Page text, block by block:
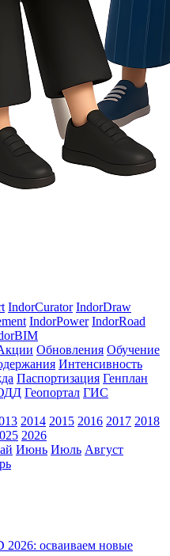
IndorCurator IndorDraw
IndorPower IndorRoad
Обновления Обучение
Интенсивность
Паспортизация Генплан
Геопортал ГИС
2014 2015 2016 2017 2018
2026
Июнь Июль Август